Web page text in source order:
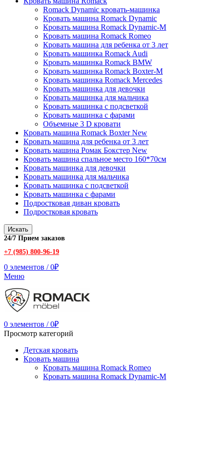
Romack Dynamic кровать-машинка
Кровать машина Romack Dynamic
Кровать машина Romack Dynamic-M
Кровать машина Romack Romeo
Кровать машина для ребенка от 3 лет
Кровать машинка Romack Audi
Кровать машинка Romack BMW
Кровать машинка Romack Boxter-M
Кровать машинка Romack Mercedes
Кровать машинка для девочки
Кровать машинка для мальчика
Кровать машинка с подсветкой
Кровать машинка с фарами
Объемные 3 D кровати
Кровать машина Romack Boxter New
Кровать машина для ребенка от 3 лет
Кровать машина Ромак Бокстер New
Кровать машина спальное место 160*70см
Кровать машинка для девочки
Кровать машинка для мальчика
Кровать машинка с подсветкой
Кровать машинка с фарами
Подростковая диван кровать
Подростковая кровать
Искать
24/7 Прием заказов
+7 (985) 800-96-19
0 элементов / 0₽
Меню
0 элементов / 0₽
Просмотр категорий
Детская кровать
Кровать машина
Кровать машина Romack Romeo
Кровать машина Romack Dynamic-M